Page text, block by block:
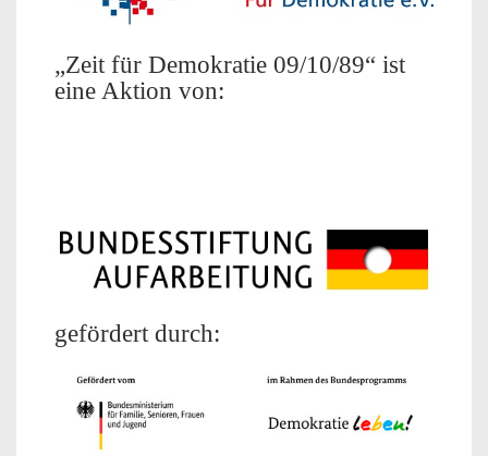
„Zeit für Demokratie 09/10/89“ ist
eine Aktion von:
gefördert durch: